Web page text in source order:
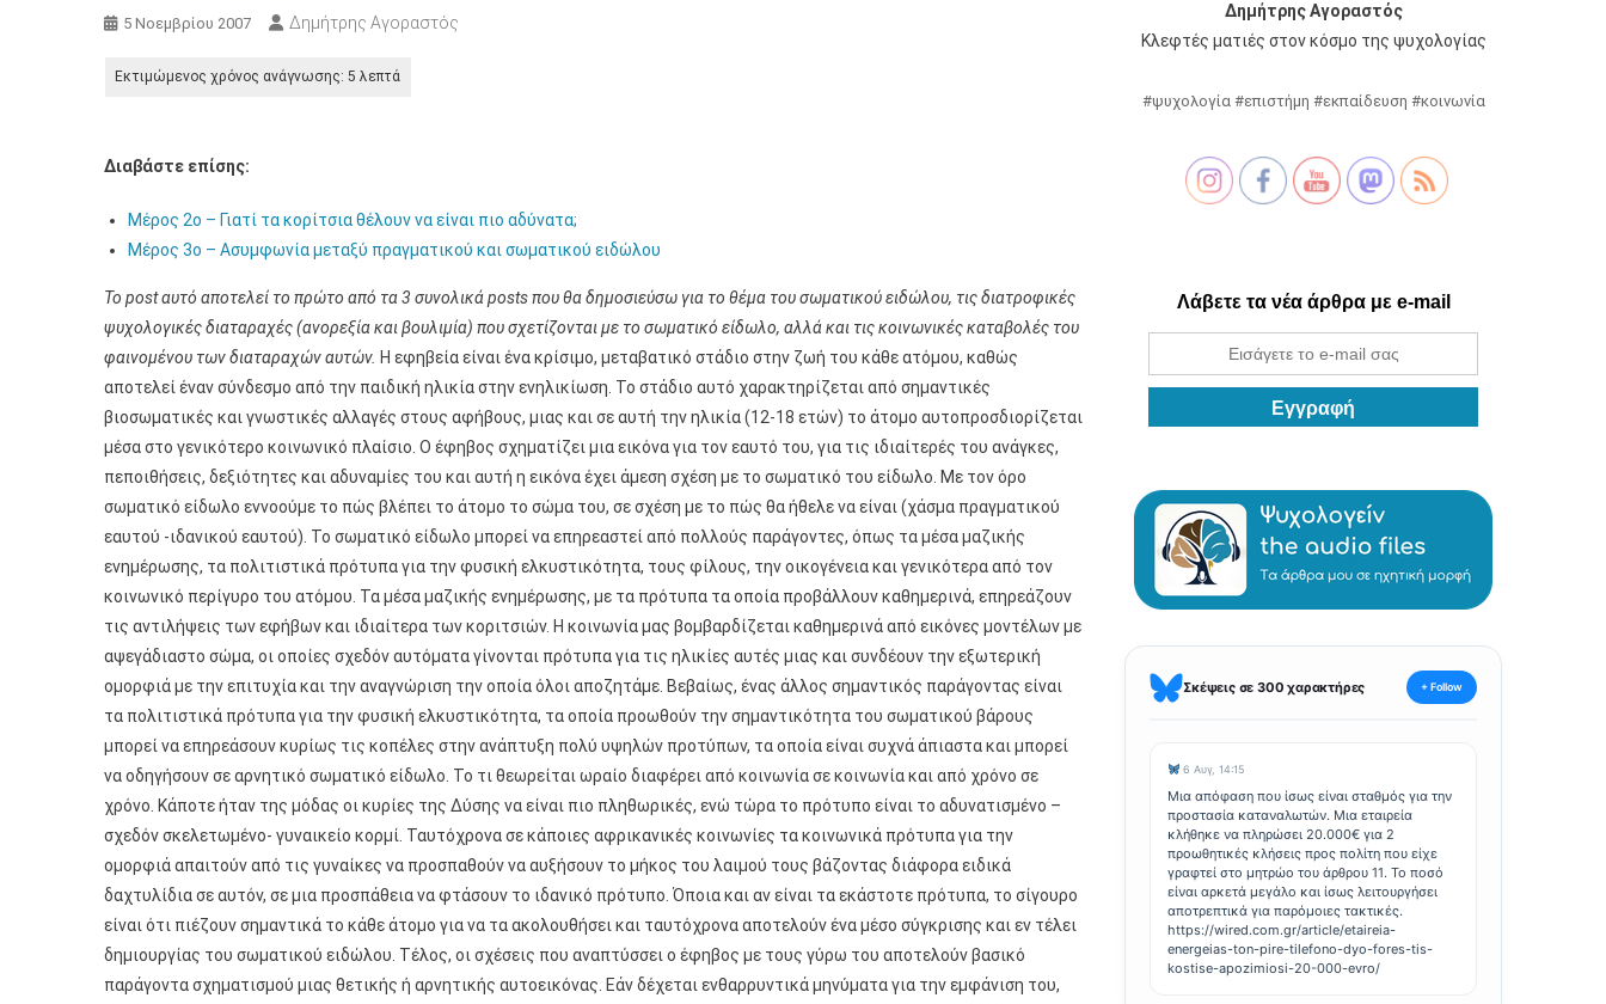
5 Νοεμβρίου 2007 Δημήτρης Αγοραστός
Διαβάστε επίσης:
Μέρος 2ο – Γιατί τα κορίτσια θέλουν να είναι πιο αδύνατα;
Μέρος 3ο – Ασυμφωνία μεταξύ πραγματικού και σωματικού ειδώλου
Το post αυτό αποτελεί το πρώτο από τα 3 συνολικά posts που θα δημοσιεύσω για το θέμα του σωματικού ειδώλου, τις διατροφικές
ψυχολογικές διαταραχές (ανορεξία και βουλιμία) που σχετίζονται με το σωματικό είδωλο, αλλά και τις κοινωνικές καταβολές του
φαινομένου των διαταραχών αυτών. Η εφηβεία είναι ένα κρίσιμο, μεταβατικό στάδιο στην ζωή του κάθε ατόμου, καθώς
αποτελεί έναν σύνδεσμο από την παιδική ηλικία στην ενηλικίωση. Το στάδιο αυτό χαρακτηρίζεται από σημαντικές
βιοσωματικές και γνωστικές αλλαγές στους αφήβους, μιας και σε αυτή την ηλικία (12-18 ετών) το άτομο αυτοπροσδιορίζεται
μέσα στο γενικότερο κοινωνικό πλαίσιο. Ο έφηβος σχηματίζει μια εικόνα για τον εαυτό του, για τις ιδιαίτερές του ανάγκες,
πεποιθήσεις, δεξιότητες και αδυναμίες του και αυτή η εικόνα έχει άμεση σχέση με το σωματικό του είδωλο. Με τον όρο
σωματικό είδωλο εννοούμε το πώς βλέπει το άτομο το σώμα του, σε σχέση με το πώς θα ήθελε να είναι (χάσμα πραγματικού
εαυτού -ιδανικού εαυτού). Το σωματικό είδωλο μπορεί να επηρεαστεί από πολλούς παράγοντες, όπως τα μέσα μαζικής
ενημέρωσης, τα πολιτιστικά πρότυπα για την φυσική ελκυστικότητα, τους φίλους, την οικογένεια και γενικότερα από τον
κοινωνικό περίγυρο του ατόμου. Τα μέσα μαζικής ενημέρωσης, με τα πρότυπα τα οποία προβάλλουν καθημερινά, επηρεάζουν
τις αντιλήψεις των εφήβων και ιδιαίτερα των κοριτσιών. Η κοινωνία μας βομβαρδίζεται καθημερινά από εικόνες μοντέλων με
αψεγάδιαστο σώμα, οι οποίες σχεδόν αυτόματα γίνονται πρότυπα για τις ηλικίες αυτές μιας και συνδέουν την εξωτερική
ομορφιά με την επιτυχία και την αναγνώριση την οποία όλοι αποζητάμε. Βεβαίως, ένας άλλος σημαντικός παράγοντας είναι
τα πολιτιστικά πρότυπα για την φυσική ελκυστικότητα, τα οποία προωθούν την σημαντικότητα του σωματικού βάρους
μπορεί να επηρεάσουν κυρίως τις κοπέλες στην ανάπτυξη πολύ υψηλών προτύπων, τα οποία είναι συχνά άπιαστα και μπορεί
να οδηγήσουν σε αρνητικό σωματικό είδωλο. Το τι θεωρείται ωραίο διαφέρει από κοινωνία σε κοινωνία και από χρόνο σε
χρόνο. Κάποτε ήταν της μόδας οι κυρίες της Δύσης να είναι πιο πληθωρικές, ενώ τώρα το πρότυπο είναι το αδυνατισμένο –
σχεδόν σκελετωμένο- γυναικείο κορμί. Ταυτόχρονα σε κάποιες αφρικανικές κοινωνίες τα κοινωνικά πρότυπα για την
ομορφιά απαιτούν από τις γυναίκες να προσπαθούν να αυξήσουν το μήκος του λαιμού τους βάζοντας διάφορα ειδικά
δαχτυλίδια σε αυτόν, σε μια προσπάθεια να φτάσουν το ιδανικό πρότυπο. Όποια και αν είναι τα εκάστοτε πρότυπα, το σίγουρο
είναι ότι πιέζουν σημαντικά το κάθε άτομο για να τα ακολουθήσει και ταυτόχρονα αποτελούν ένα μέσο σύγκρισης και εν τέλει
δημιουργίας του σωματικού ειδώλου. Τέλος, οι σχέσεις που αναπτύσσει ο έφηβος με τους γύρω του αποτελούν βασικό
παράγοντα σχηματισμού μιας θετικής ή αρνητικής αυτοεικόνας. Εάν δέχεται ενθαρρυντικά μηνύματα για την εμφάνιση του,
Δημήτρης Αγοραστός
Κλεφτές ματιές στον κόσμο της ψυχολογίας
#ψυχολογία #επιστήμη #εκπαίδευση #κοινωνία
Λάβετε τα νέα άρθρα με e-mail
Σκέψεις σε 300 χαρακτήρες + Follow
6 Αυγ, 14:15
Μια απόφαση που ίσως είναι σταθμός για την
προστασία καταναλωτών. Μια εταιρεία
κλήθηκε να πληρώσει 20.000€ για 2
προωθητικές κλήσεις προς πολίτη που είχε
γραφτεί στο μητρώο του άρθρου 11. Το ποσό
είναι αρκετά μεγάλο και ίσως λειτουργήσει
αποτρεπτικά για παρόμοιες τακτικές.
https://wired.com.gr/article/etaireia-
energeias-ton-pire-tilefono-dyo-fores-tis-
kostise-apozimiosi-20-000-evro/